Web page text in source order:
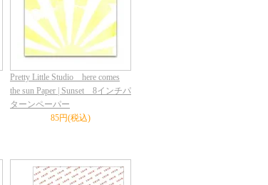
Pretty Little Studio here comes
the sun Paper | Sunset 8インチパ
ターンペーパー
85円(税込)